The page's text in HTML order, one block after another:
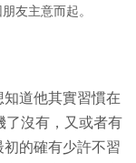
友主意而起。
道他其實習慣在
了沒有，又或者有
的確有少許不習